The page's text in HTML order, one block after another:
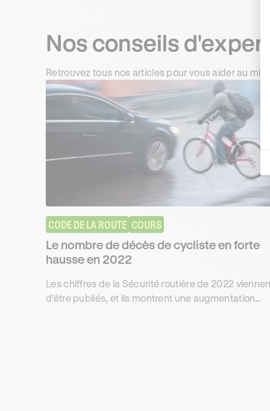
Nos conseils
Retrouvez tous nos articles pour vous aider au
CODE DE LA ROUTE COURS
Le nombre de décès de cycliste en forte
hausse en 2022
Les chiffres de la Sécurité routière de 2022
d'être publiés, et ils montrent une augmentation